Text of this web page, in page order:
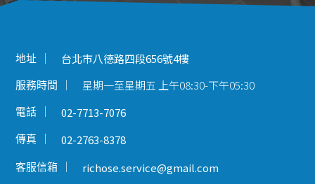
地址 台北市八德路四段656號4樓
服務時間 星期一至星期五 上午08:30-下午05:30
電話 02-7713-7076
傳真 02-2763-8378
客服信箱 richose.service@gmail.com